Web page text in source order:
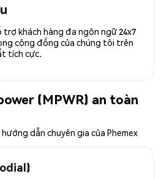
khách hàng đa ngôn ngữ 24x7
cộng đồng của chúng tôi trên
tích cực.
(MPWR) an toàn
dẫn chuyên gia của Phemex